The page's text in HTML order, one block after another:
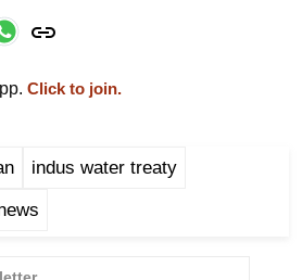
Click to join.
indus water treaty